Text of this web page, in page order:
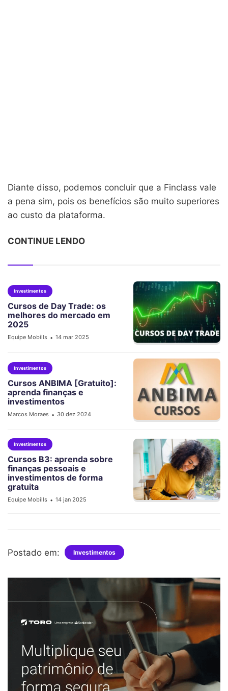
Diante disso, podemos concluir que a Finclass vale
a pena sim, pois os benefícios são muito superiores
ao custo da plataforma.
CONTINUE LENDO
Investimentos
Cursos de Day Trade: os
melhores do mercado em
2025
Equipe Mobills • 14 mar 2025
Investimentos
Cursos ANBIMA [Gratuito]:
aprenda finanças e
investimentos
Marcos Moraes • 30 dez 2024
Investimentos
Cursos B3: aprenda sobre
finanças pessoais e
investimentos de forma
gratuita
Equipe Mobills • 14 jan 2025
Postado em: Investimentos